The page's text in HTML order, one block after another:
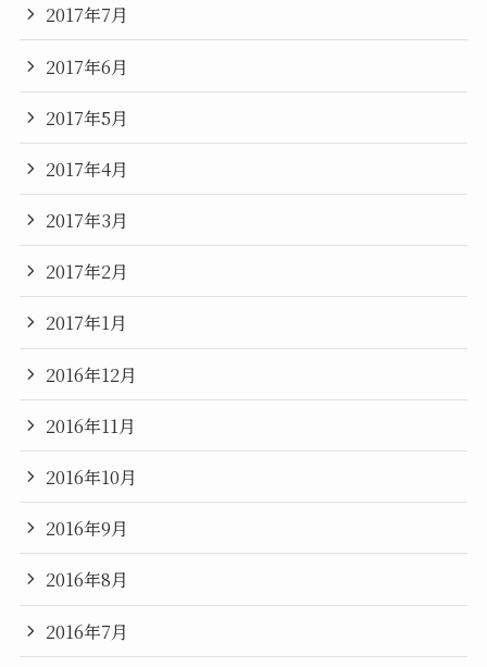
2017年7月
2017年6月
2017年5月
2017年4月
2017年3月
2017年2月
2017年1月
2016年12月
2016年11月
2016年10月
2016年9月
2016年8月
2016年7月